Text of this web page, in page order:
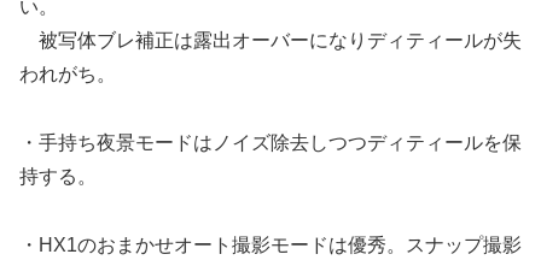
い。
被写体ブレ補正は露出オーバーになりディティールが失
われがち。
・手持ち夜景モードはノイズ除去しつつディティールを保
持する。
・HX1のおまかせオート撮影モードは優秀。スナップ撮影